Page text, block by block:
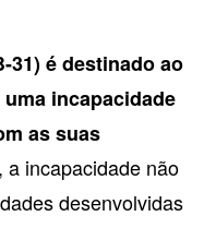
31) é destinado ao
incapacidade
as suas
a incapacidade não
desenvolvidas